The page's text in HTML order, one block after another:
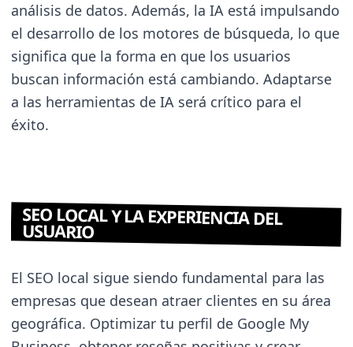
análisis de datos. Además, la IA está impulsando
el desarrollo de los motores de búsqueda, lo que
significa que la forma en que los usuarios
buscan información está cambiando. Adaptarse
a las herramientas de IA será crítico para el
éxito.
SEO LOCAL Y LA EXPERIENCIA DEL
USUARIO
El SEO local sigue siendo fundamental para las
empresas que desean atraer clientes en su área
geográfica. Optimizar tu perfil de Google My